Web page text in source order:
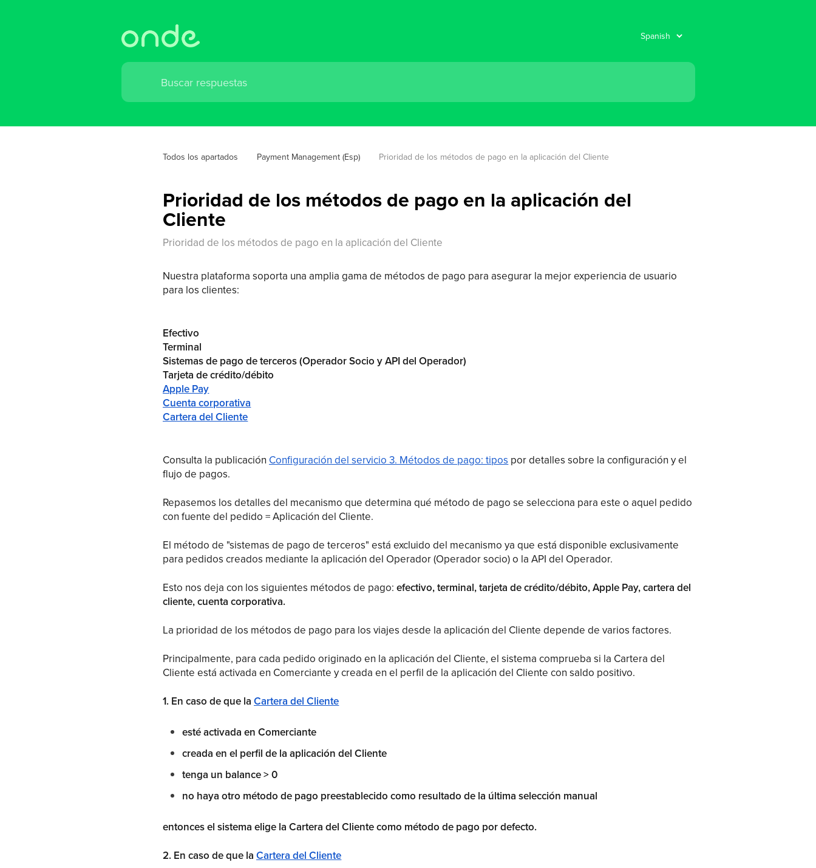
Todos los apartados Payment Management (Esp) Prioridad de los métodos de pago en la aplicación del Cliente
Prioridad de los métodos de pago en la aplicación del
Cliente
Prioridad de los métodos de pago en la aplicación del Cliente
Nuestra plataforma soporta una amplia gama de métodos de pago para asegurar la mejor experiencia de usuario
para los clientes:
Efectivo
Terminal
Sistemas de pago de terceros (Operador Socio y API del Operador)
Tarjeta de crédito/débito
Apple Pay
Cuenta corporativa
Cartera del Cliente
Consulta la publicación Configuración del servicio 3. Métodos de pago: tipos por detalles sobre la configuración y el
flujo de pagos.
Repasemos los detalles del mecanismo que determina qué método de pago se selecciona para este o aquel pedido
con fuente del pedido = Aplicación del Cliente.
El método de "sistemas de pago de terceros" está excluido del mecanismo ya que está disponible exclusivamente
para pedidos creados mediante la aplicación del Operador (Operador socio) o la API del Operador.
Esto nos deja con los siguientes métodos de pago:efectivo, terminal, tarjeta de crédito/débito, Apple Pay, cartera del
cliente, cuenta corporativa.
La prioridad de los métodos de pago para los viajes desde la aplicación del Cliente depende de varios factores.
Principalmente, para cada pedido originado en la aplicación del Cliente, el sistema comprueba si la Cartera del
Cliente está activada en Comerciante y creada en el perfil de la aplicación del Cliente con saldo positivo.
1. En caso de que laCartera del Cliente
esté activada en Comerciante
creada en el perfil de la aplicación del Cliente
tenga un balance > 0
no haya otro método de pago preestablecido como resultado de la última selección manual
entonces el sistema elige la Cartera del Cliente como método de pago por defecto.
2. En caso de que laCartera del Cliente